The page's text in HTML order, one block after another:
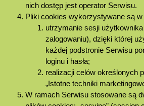
nich dostęp jest operator Serwisu.
Pliki cookies wykorzystywane są
utrzymanie sesji
zalogowaniu), dzięki której
każdej podstronie Serwisu
loginu i hasła;
realizacji celów określonych
„Istotne techniki
W ramach Serwisu stosowane są